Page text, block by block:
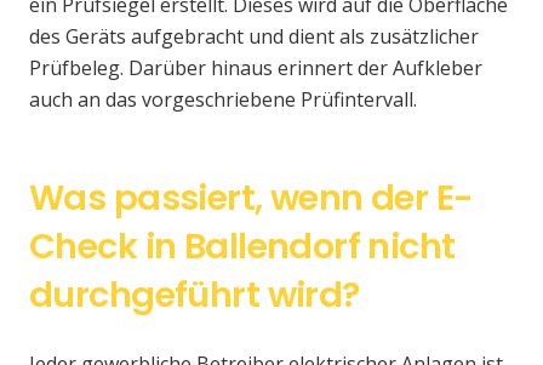
des Geräts aufgebracht und dient als zusätzlicher
Prüfbeleg. Darüber hinaus erinnert der Aufkleber
auch an das vorgeschriebene Prüfintervall.
Was passiert, wenn der E-
Check in Ballendorf nicht
durchgeführt wird?